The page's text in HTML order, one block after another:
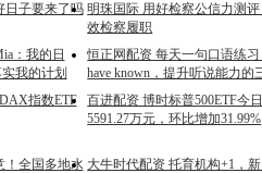
日子要来了吗 明珠国际 用好检察公信力测
效检察履职
：我的日
我的计划
恒正网配资 每天一句口语练习
have known，提升听说能力的
指数ETF
百进配资 博时标普500ETF今
5591.27万元，环比增加31.99%
！全国多地水 大牛时代配资 托育机构+1，